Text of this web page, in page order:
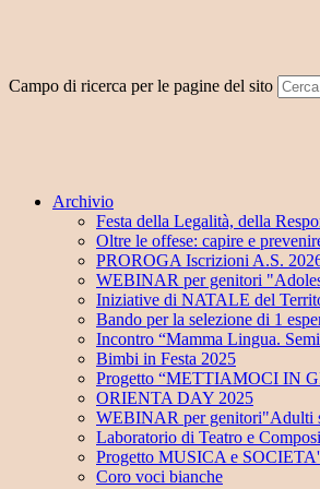
Campo di ricerca per le pagine del sito
Archivio
Festa della Legalità, della
Oltre le offese: capire e
PROROGA Iscrizioni A.S.
WEBINAR per genitori
Iniziative di NATALE del
Bando per la selezione di 1
Incontro “Mamma Lingua.
Bimbi in Festa 2025
Progetto “METTIAMOCI IN
ORIENTA DAY 2025
WEBINAR per genitori"Adulti
Laboratorio di Teatro e
Progetto MUSICA e SOCIETA'
Coro voci bianche